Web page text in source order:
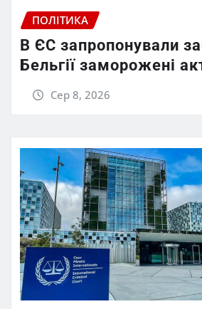
ПОЛІТИКА
В ЄС запропонували
Бельгії заморожені
Сер 8, 2026